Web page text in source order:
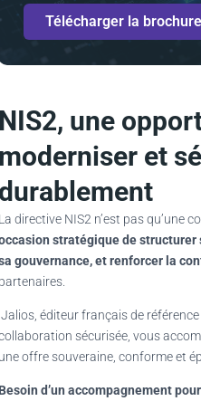
Télécharger la brochure
une
et
directive NIS2 n’est pas qu’une
stratégique de
gouvernance, et renforcer la
éditeur français de
sécurisée, vous
offre souveraine, conforme et
d’un accompagnement